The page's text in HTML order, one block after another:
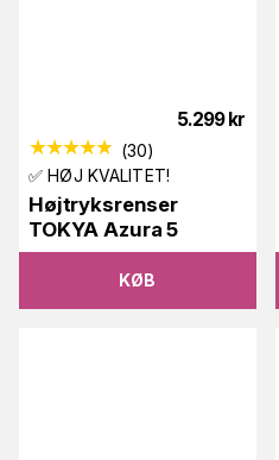
5.299 kr
(30)
✅ HØJ KVALITET!
Højtryksrenser
TOKYA Azura 5
KØB